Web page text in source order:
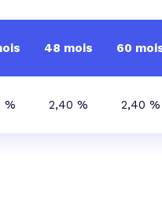
48 mois 60
% 2,40 % 2,40 %